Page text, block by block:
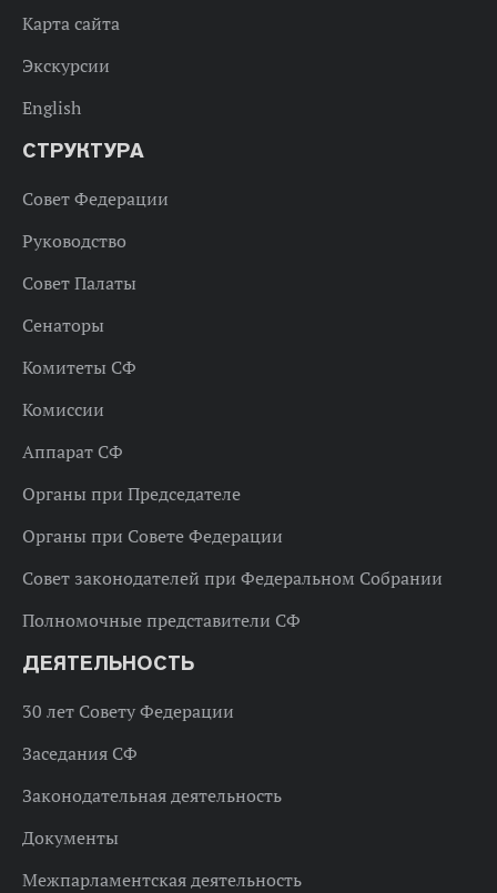
Карта сайта
Экскурсии
English
СТРУКТУРА
Совет Федерации
Руководство
Совет Палаты
Сенаторы
Комитеты СФ
Комиссии
Аппарат СФ
Органы при Председателе
Органы при Совете Федерации
Совет законодателей при Федеральном Собрании
Полномочные представители СФ
ДЕЯТЕЛЬНОСТЬ
30 лет Совету Федерации
Заседания СФ
Законодательная деятельность
Документы
Межпарламентская деятельность